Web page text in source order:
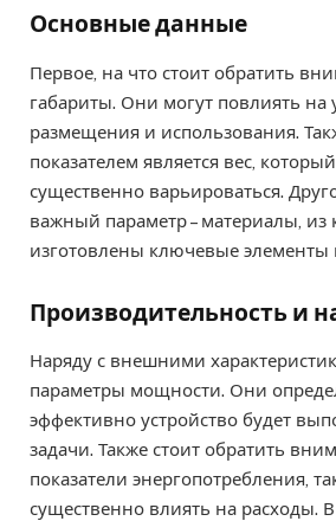
Основные данные
Первое, на что стоит обратить
габариты. Они могут повлиять на
размещения и использования.
показателем является вес,
существенно варьироваться.
важный параметр – материалы, из
изготовлены ключевые элементы
Производительность и
Наряду с внешними
параметры мощности. Они
эффективно устройство будет
задачи. Также стоит обратить
показатели энергопотребления,
существенно влиять на расходы. В